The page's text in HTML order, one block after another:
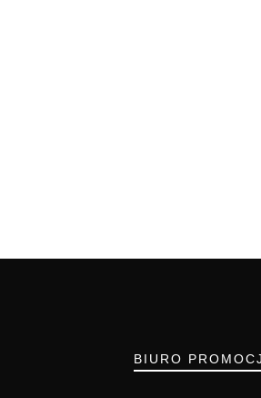
BIURO